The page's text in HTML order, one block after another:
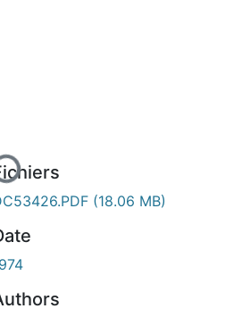
(18.06 MB)